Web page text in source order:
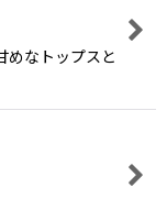
めなトップスと